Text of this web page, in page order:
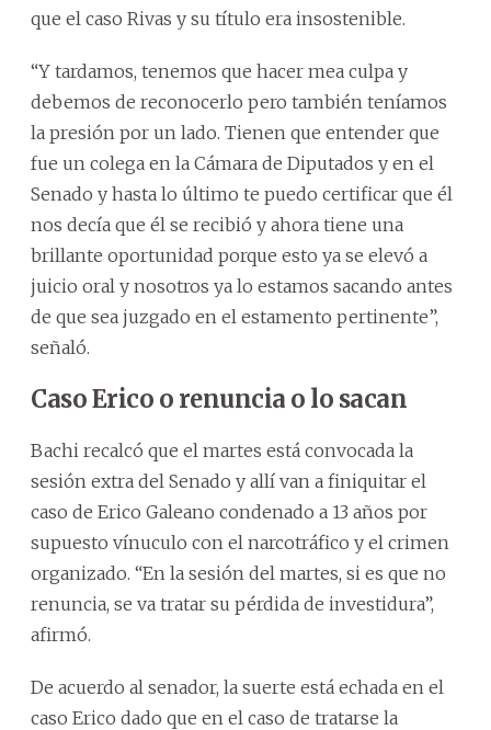
que el caso Rivas y su título era insostenible.
“Y tardamos, tenemos que hacer mea culpa y
debemos de reconocerlo pero también teníamos
la presión por un lado. Tienen que entender que
fue un colega en la Cámara de Diputados y en el
Senado y hasta lo último te puedo certificar que él
nos decía que él se recibió y ahora tiene una
brillante oportunidad porque esto ya se elevó a
juicio oral y nosotros ya lo estamos sacando antes
de que sea juzgado en el estamento pertinente”,
señaló.
Caso Erico o renuncia o lo sacan
Bachi recalcó que el martes está convocada la
sesión extra del Senado y allí van a finiquitar el
caso de Erico Galeano condenado a 13 años por
supuesto vínuculo con el narcotráfico y el crimen
organizado. “En la sesión del martes, si es que no
renuncia, se va tratar su pérdida de investidura”,
afirmó.
De acuerdo al senador, la suerte está echada en el
caso Erico dado que en el caso de tratarse la